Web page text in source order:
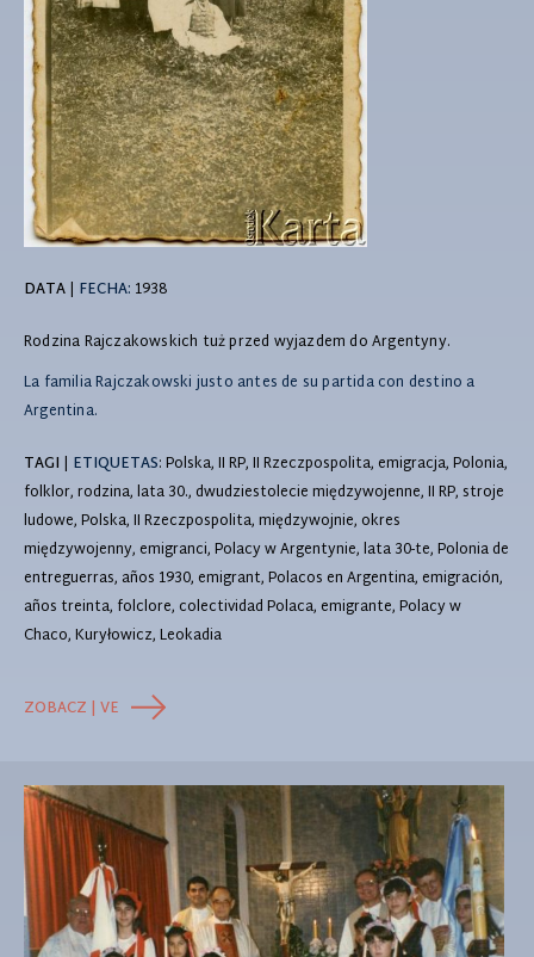
DATA| FECHA: 1938
Rodzina Rajczakowskich tuż przed wyjazdem do Argentyny.
La familia Rajczakowski justo antes de su partida con destino a
Argentina.
TAGI | ETIQUETAS: Polska, II RP, II Rzeczpospolita, emigracja, Polonia,
folklor, rodzina, lata 30., dwudziestolecie międzywojenne, II RP, stroje
ludowe, Polska, II Rzeczpospolita, międzywojnie, okres
międzywojenny, emigranci, Polacy w Argentynie, lata 30-te, Polonia de
entreguerras, años 1930, emigrant, Polacos en Argentina, emigración,
años treinta, folclore, colectividad Polaca, emigrante, Polacy w
Chaco, Kuryłowicz, Leokadia
ZOBACZ | VE